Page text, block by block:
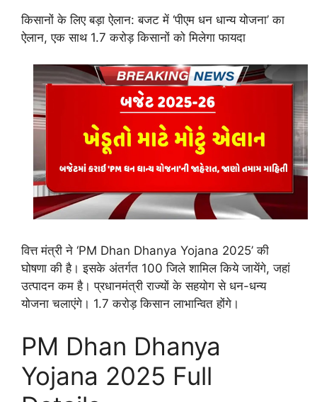
किसानों के लिए बड़ा ऐलान: बजट में ‘पीएम धन धान्य योजना’ का
ऐलान, एक साथ 1.7 करोड़ किसानों को मिलेगा फायदा
वित्त मंत्री ने ‘PM Dhan Dhanya Yojana 2025’ की
घोषणा की है। इसके अंतर्गत 100 जिले शामिल किये जायेंगे, जहां
उत्पादन कम है। प्रधानमंत्री राज्यों के सहयोग से धन-धन्य
योजना चलाएंगे। 1.7 करोड़ किसान लाभान्वित होंगे।
PM Dhan Dhanya
Yojana 2025 Full